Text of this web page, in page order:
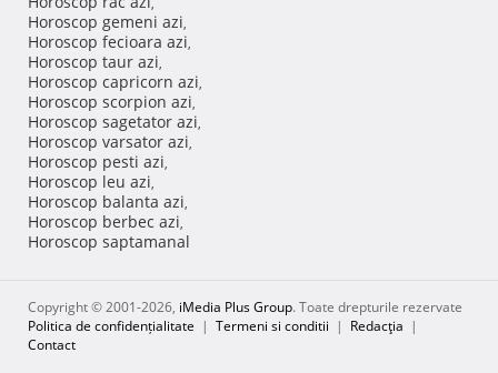
Horoscop gemeni azi,
Horoscop fecioara azi,
Horoscop taur azi,
Horoscop capricorn azi,
Horoscop scorpion azi,
Horoscop sagetator azi,
Horoscop varsator azi,
Horoscop pesti azi,
Horoscop leu azi,
Horoscop balanta azi,
Horoscop berbec azi,
Horoscop saptamanal
Copyright © 2001-2026, iMedia Plus Group. Toate drepturile rezervate
Politica de confidențialitate | Termeni si conditii | Redacţia |
Contact